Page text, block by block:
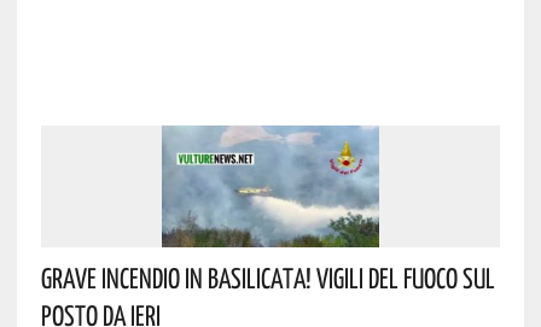
Grave Incendio In Basilicata! Vigili Del Fuoco Sul
Posto Da Ieri